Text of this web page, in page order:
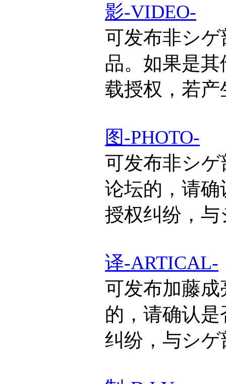
影-VIDEO-
可发布非シ
品。如果是
载授权，若
图-PHOTO-
可发布非シ
论坛的，请
授权纠纷，
译-ARTICAL-
可发布加藤
的，请确认
纠纷，与シ